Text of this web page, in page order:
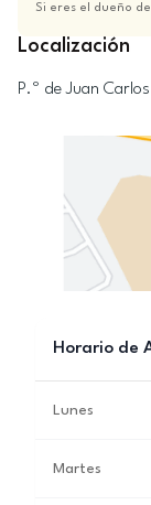
Si eres el dueño
Localización
P.º de Juan
Horario de
Lunes
Martes